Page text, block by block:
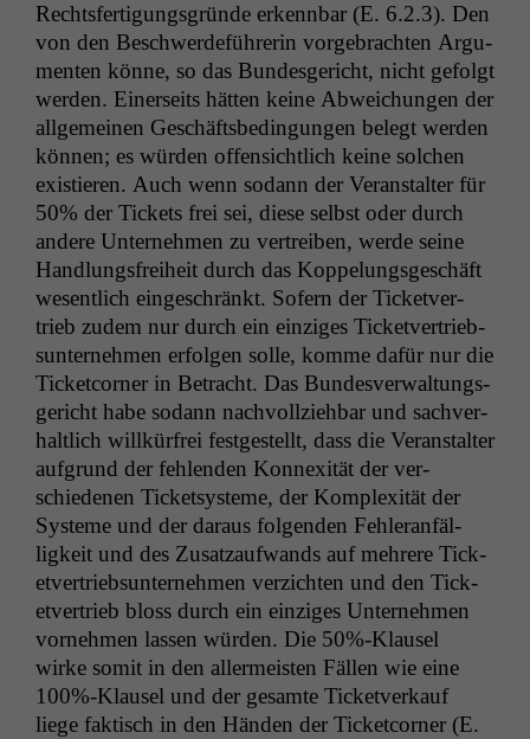
Rechts­fer­ti­gungs­gründe erkennbar (E. 6.2.3). Den
von den Beschw­erde­führerin vorge­bracht­en Argu­
menten könne, so das Bun­des­gericht, nicht gefol­gt
wer­den. Ein­er­seits hät­ten keine Abwe­ichun­gen der
all­ge­meinen Geschäfts­be­din­gun­gen belegt wer­den
kön­nen; es wür­den offen­sichtlich keine solchen
existieren. Auch wenn sodann der Ver­anstal­ter für
50% der Tick­ets frei sei, diese selb­st oder durch
andere Unternehmen zu vertreiben, werde seine
Hand­lungs­frei­heit durch das Kop­pelungs­geschäft
wesentlich eingeschränkt. Sofern der Tick­etver­
trieb zudem nur durch ein einziges Tick­etver­trieb­
sun­ternehmen erfol­gen solle, komme dafür nur die
Tick­et­corner in Betra­cht. Das Bun­desver­wal­tungs­
gericht habe sodann nachvol­lziehbar und sachver­
haltlich willkür­frei fest­gestellt, dass die Ver­anstal­ter
auf­grund der fehlen­den Kon­nex­ität der ver­
schiede­nen Tick­et­sys­teme, der Kom­plex­ität der
Sys­teme und der daraus fol­gen­den Fehler­an­fäl­
ligkeit und des Zusatza­ufwands auf mehrere Tick­
etver­trieb­sun­ternehmen verzicht­en und den Tick­
etver­trieb bloss durch ein einziges Unternehmen
vornehmen lassen wür­den. Die 50%-Klausel
wirke somit in den aller­meis­ten Fällen wie eine
100%-Klausel und der gesamte Tick­etverkauf
liege fak­tisch in den Hän­den der Tick­et­corner (E.